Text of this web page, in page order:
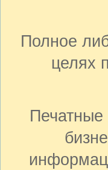
Полное
целях
Печатные